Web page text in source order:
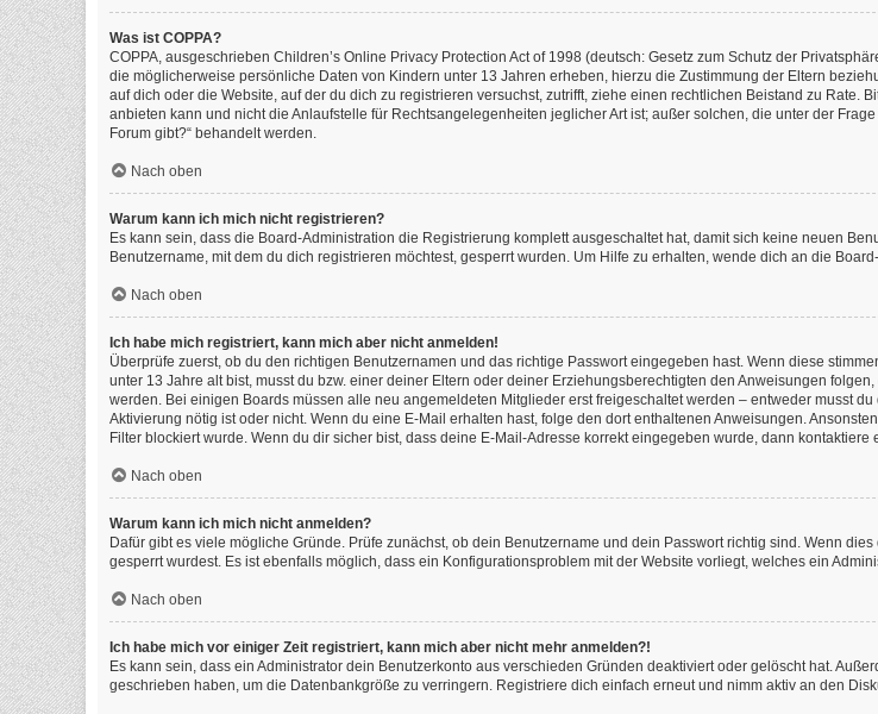
Was ist COPPA?
COPPA, ausgeschrieben Children’s Online Privacy Protection Act of 1998 (deutsch: Gesetz zum Schutz der
die möglicherweise persönliche Daten von Kindern unter 13 Jahren erheben, hierzu die Zustimmung der Eltern
auf dich oder die Website, auf der du dich zu registrieren versuchst, zutrifft, ziehe einen rechtlichen Beistand zu Rate.
anbieten kann und nicht die Anlaufstelle für Rechtsangelegenheiten jeglicher Art ist; außer solchen, die unter der
Forum gibt?“ behandelt werden.
Nach oben
Warum kann ich mich nicht registrieren?
Es kann sein, dass die Board-Administration die Registrierung komplett ausgeschaltet hat, damit sich keine neuen
Benutzername, mit dem du dich registrieren möchtest, gesperrt wurden. Um Hilfe zu erhalten, wende dich an die
Nach oben
Ich habe mich registriert, kann mich aber nicht anmelden!
Überprüfe zuerst, ob du den richtigen Benutzernamen und das richtige Passwort eingegeben hast. Wenn diese
unter 13 Jahre alt bist, musst du bzw. einer deiner Eltern oder deiner Erziehungsberechtigten den Anweisungen
werden. Bei einigen Boards müssen alle neu angemeldeten Mitglieder erst freigeschaltet werden – entweder musst
Aktivierung nötig ist oder nicht. Wenn du eine E-Mail erhalten hast, folge den dort enthaltenen Anweisungen.
Filter blockiert wurde. Wenn du dir sicher bist, dass deine E-Mail-Adresse korrekt eingegeben wurde, dann kontaktiere
Nach oben
Warum kann ich mich nicht anmelden?
Dafür gibt es viele mögliche Gründe. Prüfe zunächst, ob dein Benutzername und dein Passwort richtig sind. Wenn
gesperrt wurdest. Es ist ebenfalls möglich, dass ein Konfigurationsproblem mit der Website vorliegt, welches ein
Nach oben
Ich habe mich vor einiger Zeit registriert, kann mich aber nicht mehr anmelden?!
Es kann sein, dass ein Administrator dein Benutzerkonto aus verschieden Gründen deaktiviert oder gelöscht hat.
geschrieben haben, um die Datenbankgröße zu verringern. Registriere dich einfach erneut und nimm aktiv an den